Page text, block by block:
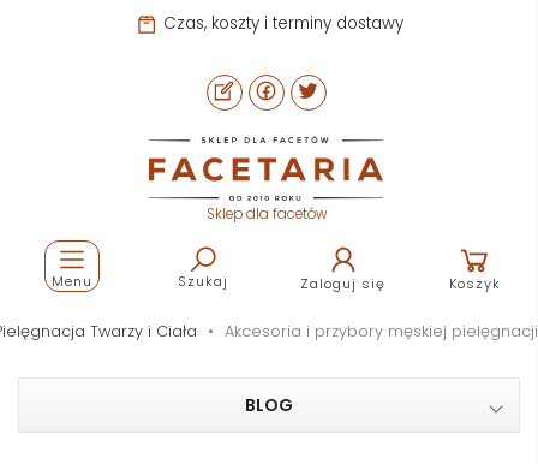
Czas, koszty i terminy dostawy
Sklep dla facetów
Szukaj Zaloguj się Koszyk
Menu
Twarzy i Ciała Akcesoria i przybory męskiej pielęgnacji
BLOG